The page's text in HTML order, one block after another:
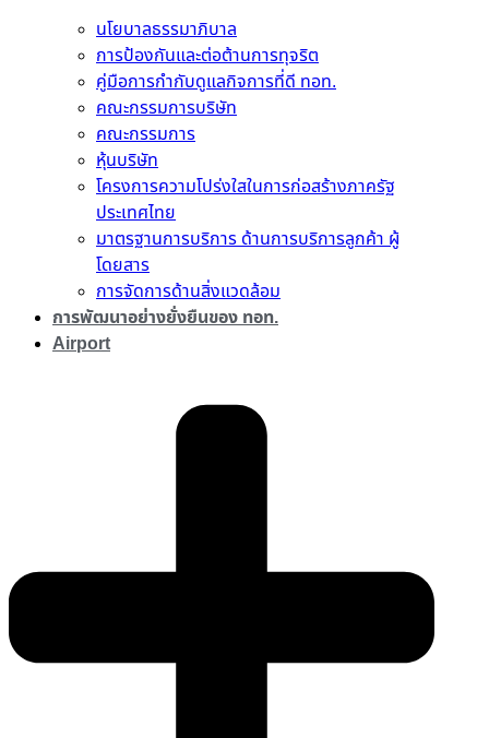
นโยบาลธรรมาภิบาล
การป้องกันและต่อต้านการทุจริต
คู่มือการกำกับดูแลกิจการที่ดี ทอท.
คณะกรรมการบริษัท
คณะกรรมการ
หุ้นบริษัท
โครงการความโปร่งใสในการก่อสร้างภาครัฐ
ประเทศไทย
มาตรฐานการบริการ ด้านการบริการลูกค้า ผู้
โดยสาร
การจัดการด้านสิ่งแวดล้อม
การพัฒนาอย่างยั่งยืนของ ทอท.
Airport